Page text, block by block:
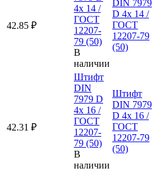
42.85 ₽
4x 14 /
ГОСТ
12207-
79 (50)
В
наличии
DIN 7979
D 4x 14 /
ГОСТ
12207-79
(50)
42.31 ₽
Штифт
DIN
7979 D
4x 16 /
ГОСТ
12207-
79 (50)
В
наличии
Штифт
DIN 7979
D 4x 16 /
ГОСТ
12207-79
(50)